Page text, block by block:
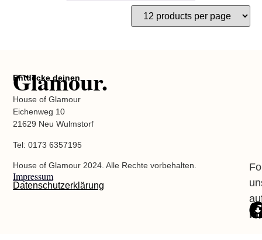
Entdecke deinen
Glamour.
House of Glamour
Eichenweg 10
21629 Neu Wulmstorf
Tel: 0173 6357195
House of Glamour 2024. Alle Rechte vorbehalten.
Impressum
Datenschutzerklärung